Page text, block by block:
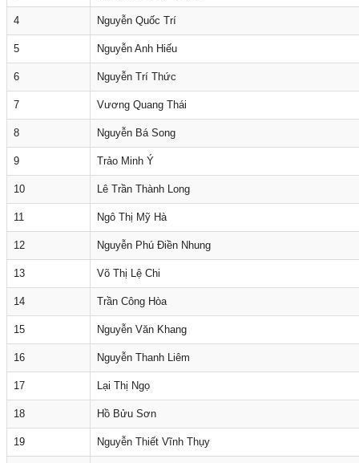
4 Nguyễn Quốc Trí
5 Nguyễn Anh Hiếu
6 Nguyễn Trí Thức
7 Vương Quang Thái
8 Nguyễn Bá Song
9 Trảo Minh Ý
10 Lê Trần Thành Long
11 Ngô Thị Mỹ Hà
12 Nguyễn Phú Điền Nhung
13 Võ Thị Lệ Chi
14 Trần Công Hòa
15 Nguyễn Văn Khang
16 Nguyễn Thanh Liêm
17 Lại Thị Ngọ
18 Hồ Bửu Sơn
19 Nguyễn Thiết Vĩnh Thụy